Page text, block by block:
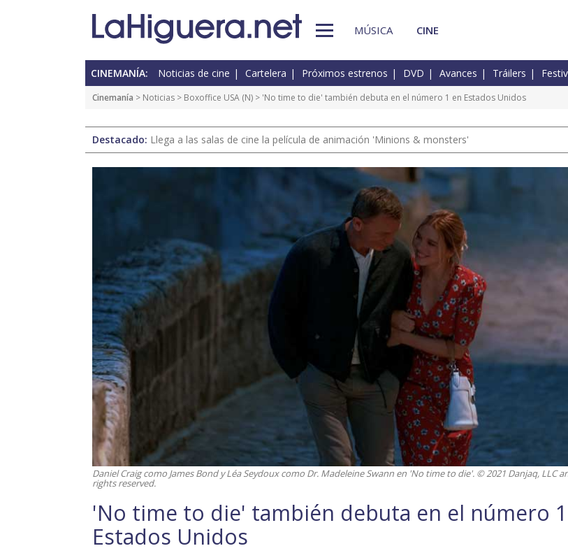
MÚSICA CINE
CINEMANÍA: Noticias de cine Cartelera Próximos estrenos DVD Avances Tráilers
Cinemanía > Noticias > Boxoffice USA (N) > 'No time to die' también debuta en el número 1 en Estados Unidos
Destacado: Llega a las salas de cine la película de animación 'Minions & monsters'
Daniel Craig como James Bond y Léa Seydoux como Dr. Madeleine Swann en 'No time to die'. © 2021 Danjaq, LLC
rights reserved.
'No time to die' también debuta en el número
Estados Unidos